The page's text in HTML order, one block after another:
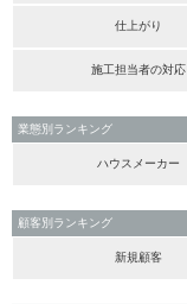
仕上がり
施工担当者の対応
業態別ランキング
ハウスメーカー
顧客別ランキング
新規顧客